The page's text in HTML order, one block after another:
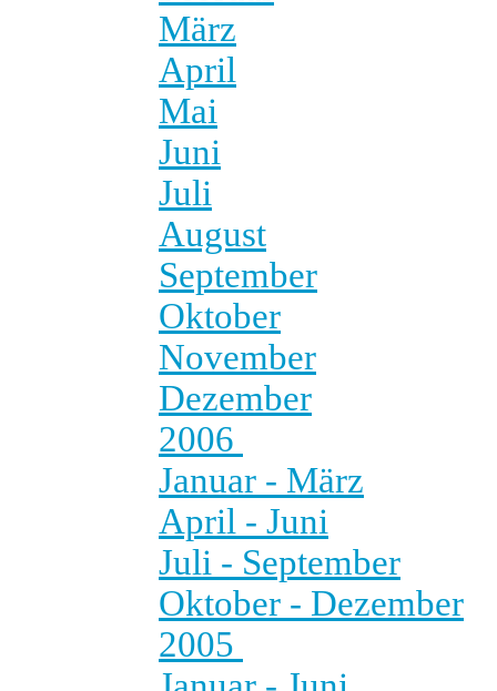
März
April
Mai
Juni
Juli
August
September
Oktober
November
Dezember
2006
Januar - März
April - Juni
Juli - September
Oktober - Dezember
2005